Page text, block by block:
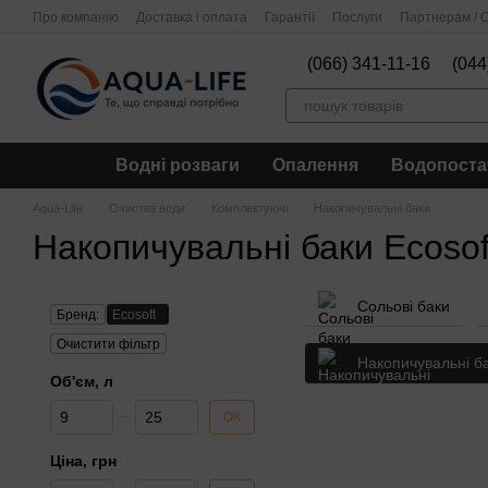
Перейти до основного контенту
Про компанію Доставка і оплата Гарантії Послуги Партнерам /
(066) 341-11-16
Водні розваги Опалення
Aqua-Life Очистка води Комплектуючі Накопичувальні баки
Накопичувальні баки
Сольові баки
Накопичувальні
Бренд:
Ecosoft
Очистити фільтр
Об'єм, л
Від Об'єм, л
До Об'єм, л ОК
Ціна, грн